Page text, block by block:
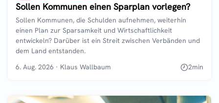
Sollen Kommunen einen Sparplan vorlegen?
Sollen Kommunen, die Schulden aufnehmen, weiterhin
einen Plan zur Sparsamkeit und Wirtschaftlichkeit
entwickeln? Darüber ist ein Streit zwischen Verbänden und
dem Land entstanden.
6. Aug. 2026 · Klaus Wallbaum 2min